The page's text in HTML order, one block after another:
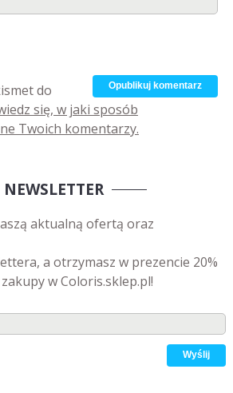
do
się, w jaki sposób
Twoich komentarzy.
NEWSLETTER
aktualną ofertą oraz
a otrzymasz w prezencie 20%
w Coloris.sklep.pl!